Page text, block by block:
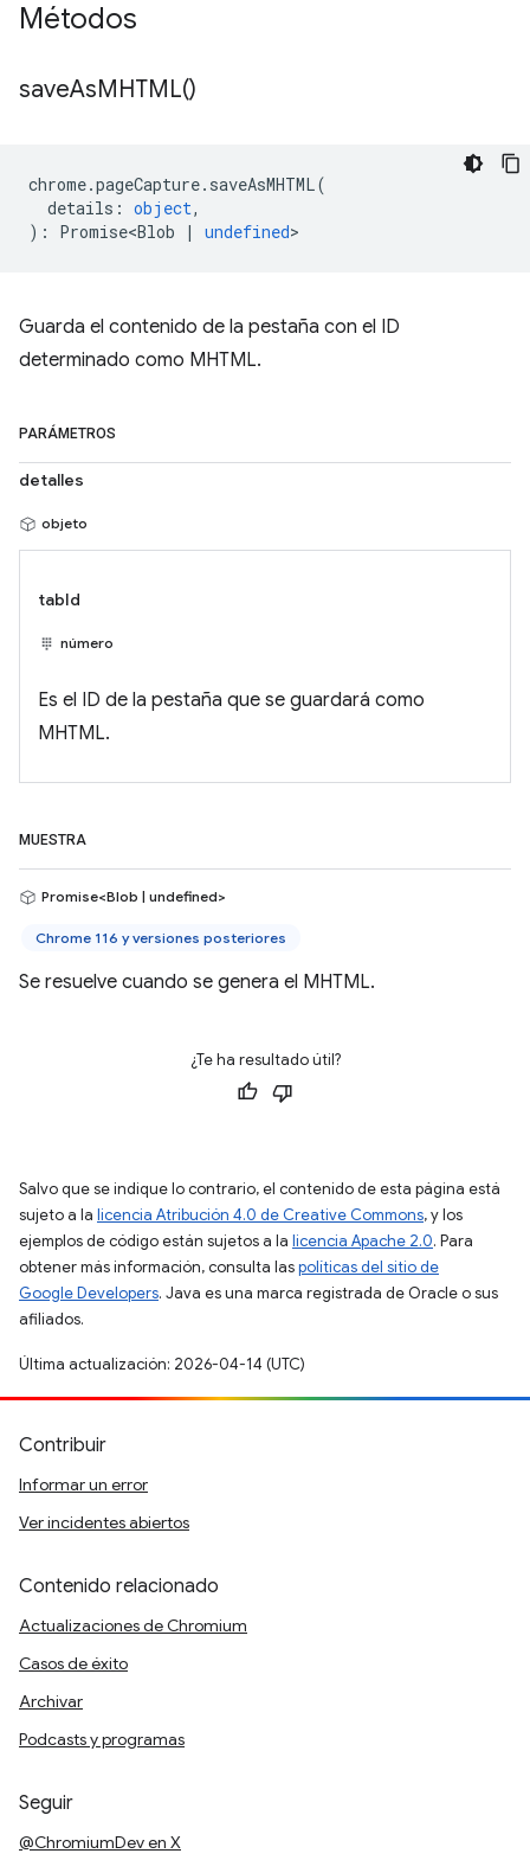
Métodos
saveAsMHTML()
chrome.pageCapture. saveAsMHTML(
details : object,
) : Promise<Blob | undefined>
Guarda el contenido de la pestaña con el ID
determinado como MHTML.
PARÁMETROS
detalles
objeto
tabId
número
Es el ID de la pestaña que se guardará como
MHTML.
MUESTRA
Promise<Blob | undefined>
Chrome 116 y versiones posteriores
Se resuelve cuando se genera el MHTML.
¿Te ha resultado útil?
Salvo que se indique lo contrario, el contenido de esta página está
sujeto a la licencia Atribución 4.0 de Creative Commons, y los
ejemplos de código están sujetos a la licencia Apache 2.0. Para
obtener más información, consulta laspolíticas del sitio de
Google Developers. Java es una marca registrada de Oracle o sus
afiliados.
Última actualización: 2026-04-14 (UTC)
Contribuir
Informar un error
Ver incidentes abiertos
Contenido relacionado
Actualizaciones de Chromium
Casos de éxito
Archivar
Podcasts y programas
Seguir
@ChromiumDev en X